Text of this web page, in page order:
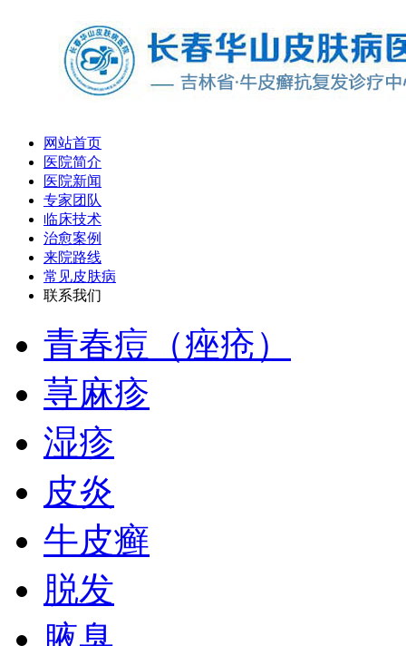
网站首页
医院简介
医院新闻
专家团队
临床技术
治愈案例
来院路线
常见皮肤病
联系我们
青春痘（痤疮）
荨麻疹
湿疹
皮炎
牛皮癣
脱发